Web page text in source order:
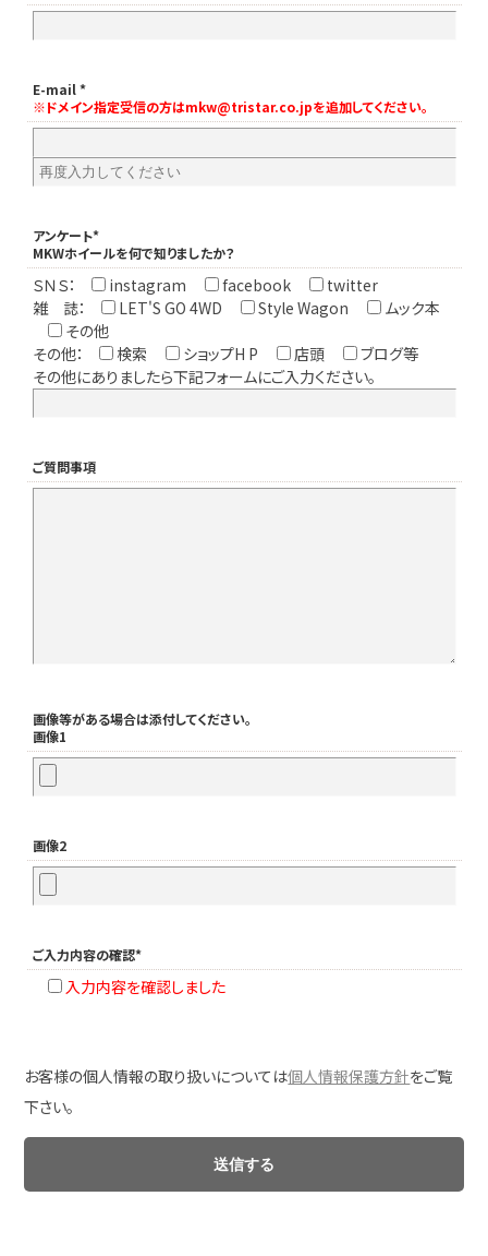
E-mail *
※ドメイン指定受信の方はmkw@tristar.co.jpを追加してください。
アンケート*
MKWホイールを何で知りましたか？
ＳＮＳ： instagram facebook
twitter
雑 誌：
LET'S GO 4WD Style Wagon
ムック本
その他
その他：
検索 ショップH P 店頭
ブログ等
その他にありましたら下記フォームにご入力ください。
ご質問事項
画像等がある場合は添付してください。
画像1
画像2
ご入力内容の確認*
入力内容を確認しました
お客様の個人情報の取り扱いについては個人情報保護方針をご覧
下さい。